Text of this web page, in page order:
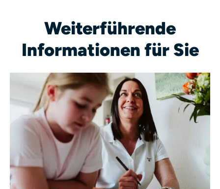
Weiterführende
Informationen für Sie